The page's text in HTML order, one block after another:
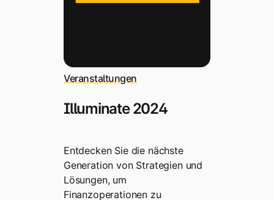
Veranstaltungen
Illuminate 2024
Entdecken Sie die nächste
Generation von Strategien und
Lösungen, um
Finanzoperationen zu